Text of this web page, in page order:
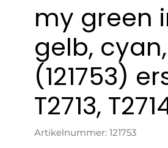
my green
gelb,
(121753)
T2713,
Artikelnummer: 121753